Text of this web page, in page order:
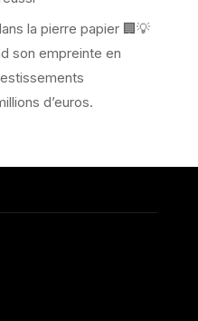
la pierre papier 🏢💡
son empreinte en
d’euros.